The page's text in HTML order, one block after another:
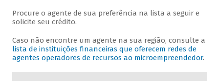
Procure o agente de sua preferência na lista a seguir e
solicite seu crédito.
Caso não encontre um agente na sua região, consulte a
lista de instituições financeiras que oferecem redes de
agentes operadores de recursos ao microempreendedor.